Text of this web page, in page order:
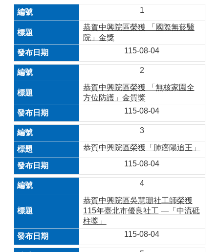
1
恭賀中興院區榮獲 「國際無菸醫
院」金獎
115-08-04
2
恭賀中興院區榮獲 「無核家園全
方位防護」金質獎
115-08-04
3
恭賀中興院區榮獲「肺癌陽追王」
115-08-04
4
恭賀中興院區吳慧珊社工師榮獲
115年臺北市優良社工 —「中流砥
柱獎」
115-08-04